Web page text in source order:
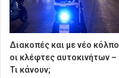
Διακοπές και με νέο κόλπο
οι κλέφτες αυτοκινήτων –
Τι κάνουν;